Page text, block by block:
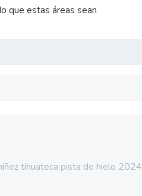
que estas áreas sean
tihuateca pista de hielo 2024